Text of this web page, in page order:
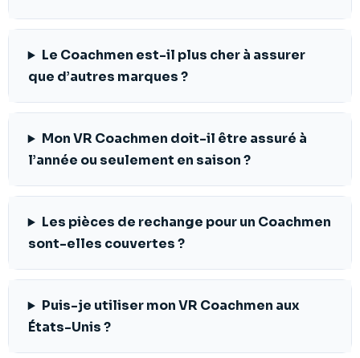
Le Coachmen est-il plus cher à assurer
que d’autres marques ?
Mon VR Coachmen doit-il être assuré à
l’année ou seulement en saison ?
Les pièces de rechange pour un Coachmen
sont-elles couvertes ?
Puis-je utiliser mon VR Coachmen aux
États-Unis ?